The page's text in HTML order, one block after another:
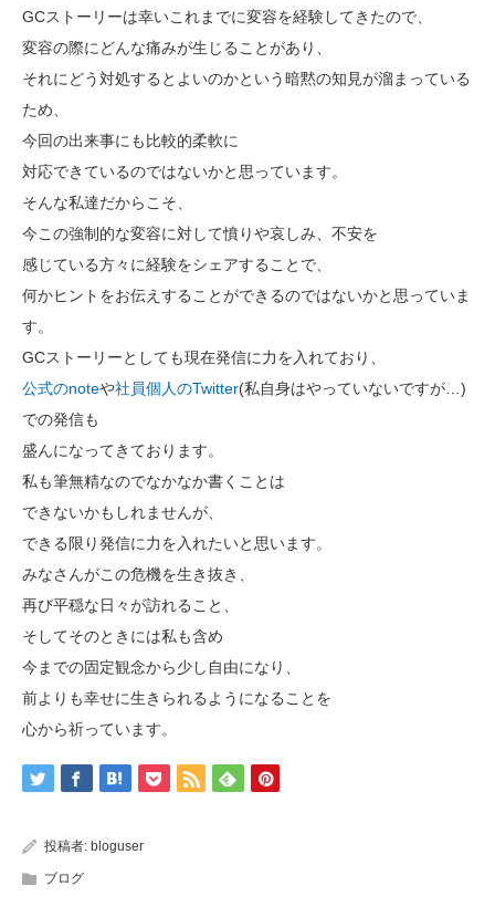
GCストーリーは幸いこれまでに変容を経験してきたので、
変容の際にどんな痛みが生じることがあり、
それにどう対処するとよいのかという暗黙の知見が溜まっている
ため、
今回の出来事にも比較的柔軟に
対応できているのではないかと思っています。
そんな私達だからこそ、
今この強制的な変容に対して憤りや哀しみ、不安を
感じている方々に経験をシェアすることで、
何かヒントをお伝えすることができるのではないかと思っていま
す。
GCストーリーとしても現在発信に力を入れており、
公式のnoteや社員個人のTwitter(私自身はやっていないですが…)
での発信も
盛んになってきております。
私も筆無精なのでなかなか書くことは
できないかもしれませんが、
できる限り発信に力を入れたいと思います。
みなさんがこの危機を生き抜き、
再び平穏な日々が訪れること、
そしてそのときには私も含め
今までの固定観念から少し自由になり、
前よりも幸せに生きられるようになることを
心から祈っています。
投稿者: bloguser
ブログ